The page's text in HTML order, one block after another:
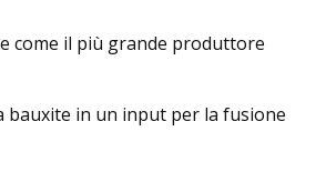
come il più grande produttore
bauxite in un input per la fusione